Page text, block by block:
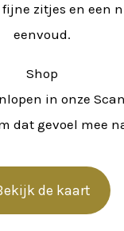
zitjes en een
eenvoud.
Shop
in onze
dat gevoel mee
de kaart